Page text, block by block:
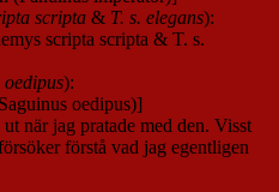
scripta & T. s. elegans):
oedipus):
när jag pratade med den. Visst
förstå vad jag egentligen